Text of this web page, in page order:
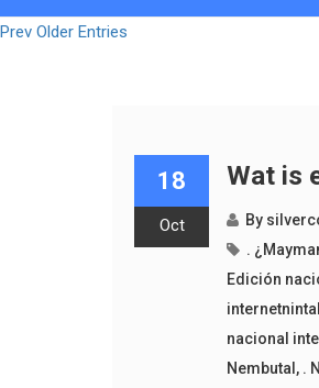
Prev Older Entries
18
Oct
Wat is
By
.
Edición
nacional
Nembutal , .